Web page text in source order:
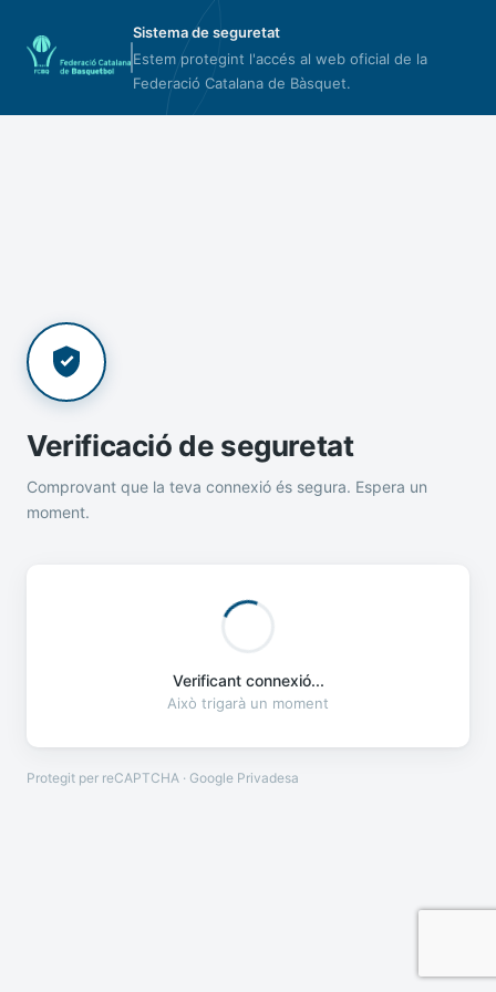
Sistema de seguretat
Estem protegint l'accés al web oficial de la
Federació Catalana de Bàsquet.
Verificació de seguretat
Comprovant que la teva connexió és segura. Espera un
moment.
Verificant connexió...
Això trigarà un moment
Protegit per reCAPTCHA · Google Privadesa